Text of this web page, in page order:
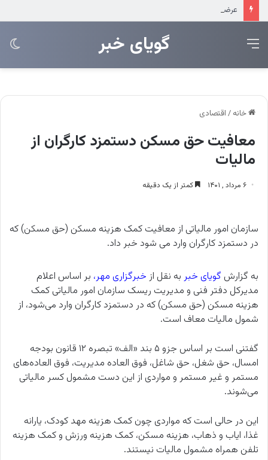
عرضه مستقیم محصولات ایرانول در ایام اربعین
‌‌‌گویای خبر منو
خانه / اقتصادی
معافیت حق مسکن دستمزد کارگران از
مالیات
۶ مرداد , ۱۴۰۱ کمتر از یک دقیقه
سازمان امور مالیاتی از معافیت کمک هزینه مسکن (حق مسکن) که
در دستمزد کارگران وارد می شود خبر داد.
به گزارش گویای خبر به نقل از خبرگزاری مهر، بر اساس اعلام
مدیرکل دفتر فنی و مدیریت ریسک سازمان امور مالیاتی کمک
هزینه مسکن (حق مسکن) که در دستمزد کارگران وارد می‌شود، از
شمول مالیات معاف است.
گفتنی است بر اساس جزو ۵ بند «الف» تبصره ۱۲ قانون بودجه
امسال، حق شغل، حق شاغل، فوق العاده مدیریت، فوق العاده‌های
مستمر و غیر مستمر و مواردی از این دست مشمول کسر مالیاتی
می‌شوند.
این در حالی است که مواردی چون کمک هزینه مهد کودک، یارانه
غذا، ایاب و ذهاب، هزینه مسکن، کمک هزینه ورزش و کمک هزینه
تلفن همراه مشمول مالیات نیستند.